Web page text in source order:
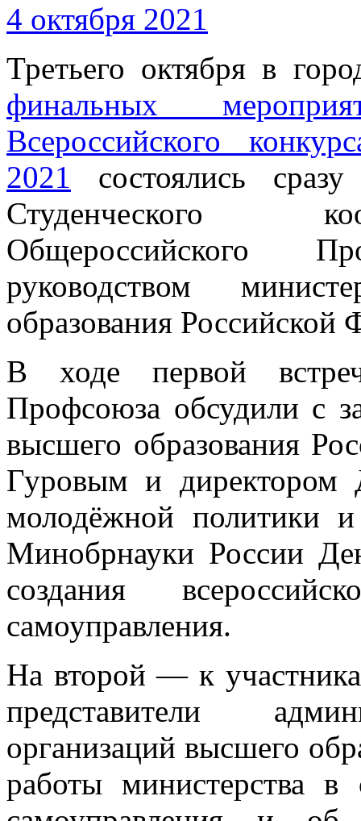
4 октября 2021
Третьего октября в
финальных
Всероссийского
2021
состоялись
Студенческого
Общероссийского
руководством
образования Российской
В ходе первой
Профсоюза обсудили с
высшего образования
Гуровым и директором
молодёжной политики и
Минобрнауки России
создания
самоуправления.
На второй — к
представители
организаций высшего
работы министерства в